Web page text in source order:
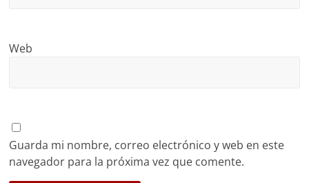
Web
Guarda mi nombre, correo electrónico y web en este
navegador para la próxima vez que comente.